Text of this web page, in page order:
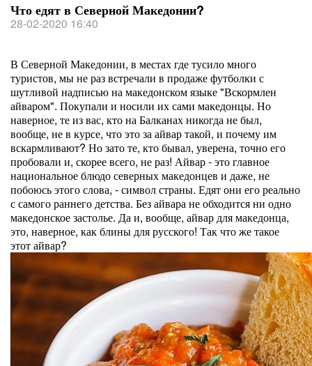
Что едят в Северной Македонии?
28-02-2020 16:40
В Северной Македонии, в местах где тусило много
туристов, мы не раз встречали в продаже футболки с
шутливой надписью на македонском языке "Вскормлен
айваром". Покупали и носили их сами македонцы. Но
наверное, те из вас, кто на Балканах никогда не был,
вообще, не в курсе, что это за айвар такой, и почему им
вскармливают? Но зато те, кто бывал, уверена, точно его
пробовали и, скорее всего, не раз! Айвар - это главное
национальное блюдо северных македонцев и даже, не
побоюсь этого слова, - символ страны. Едят они его реально
с самого раннего детства. Без айвара не обходится ни одно
македонское застолье. Да и, вообще, айвар для македонца,
это, наверное, как блины для русского! Так что же такое
этот айвар?